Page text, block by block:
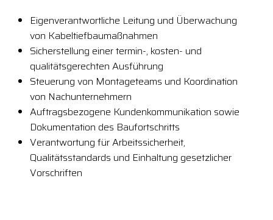
Eigenverantwortliche Leitung und Überwachung
von Kabeltiefbaumaßnahmen
Sicherstellung einer termin-, kosten- und
qualitätsgerechten Ausführung
Steuerung von Montageteams und Koordination
von Nachunternehmern
Auftragsbezogene Kundenkommunikation sowie
Dokumentation des Baufortschritts
Verantwortung für Arbeitssicherheit,
Qualitätsstandards und Einhaltung gesetzlicher
Vorschriften